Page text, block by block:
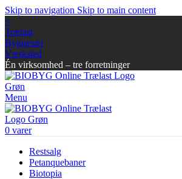
Skip to navigation Skip to main content
<
Trælast
Byggesæt
Værksted
Én virksomhed – tre forretninger
Menu
0 varer
Restsalg
Petanquebaner
Biotopia